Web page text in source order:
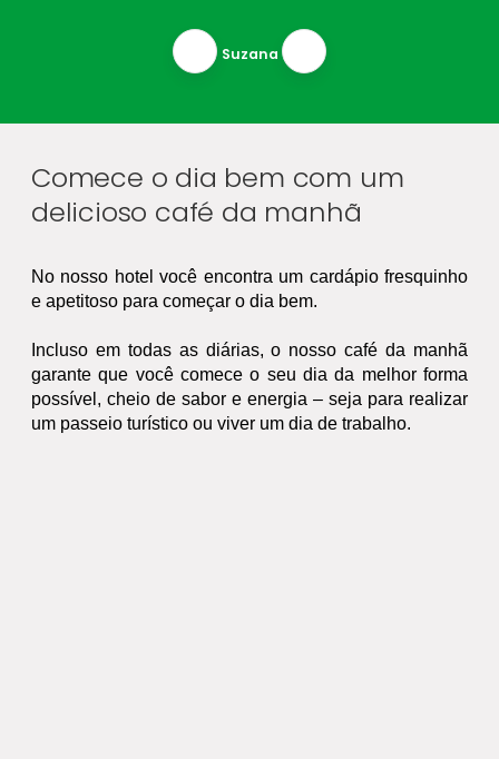
Suzana
Comece o dia bem com um
delicioso café da manhã
No nosso hotel você encontra um cardápio fresquinho
e apetitoso para começar o dia bem.
Incluso em todas as diárias, o nosso café da manhã
garante que você comece o seu dia da melhor forma
possível, cheio de sabor e energia – seja para realizar
um passeio turístico ou viver um dia de trabalho.